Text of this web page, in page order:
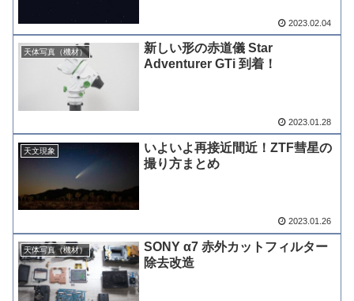
2023.02.04
天体写真（機材）
新しい形の赤道儀 Star
Adventurer GTi 到着！
2023.01.28
天文現象
いよいよ再接近間近！ZTF彗星の
撮り方まとめ
2023.01.26
天体写真（機材）
SONY α7 赤外カットフィルター
除去改造